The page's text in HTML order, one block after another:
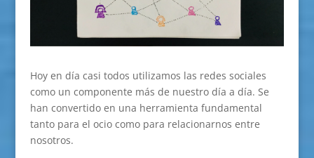
Hoy en día casi todos utilizamos las redes sociales
como un componente más de nuestro día a día. Se
han convertido en una herramienta fundamental
tanto para el ocio como para relacionarnos entre
nosotros.